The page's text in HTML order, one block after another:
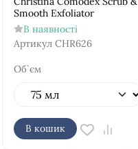
Smooth Exfoliator
В наявності
Артикул CHR626
Об`єм
В кошик